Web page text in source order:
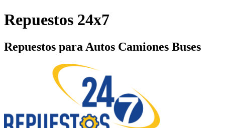
Repuestos 24x7
Repuestos para Autos Camiones Buses